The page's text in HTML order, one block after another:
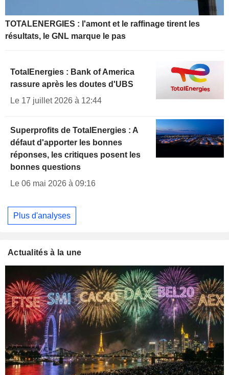
TOTALENERGIES : l'amont et le raffinage tirent les
résultats, le GNL marque le pas
TotalEnergies : Bank of America
rassure après les doutes d'UBS
Le 17 juillet 2026 à 12:44
Superprofits de TotalEnergies : A
défaut d'apporter les bonnes
réponses, les critiques posent les
bonnes questions
Le 06 mai 2026 à 09:16
Plus d'analyses
Actualités à la une